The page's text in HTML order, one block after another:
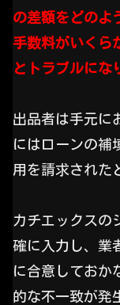
の差額をどのよ
手数料がいくら
とトラブルにな
出品者は手元に
にはローンの補
用を請求された
カチエックスの
確に入力し、業
に合意しておか
的な不一致が発